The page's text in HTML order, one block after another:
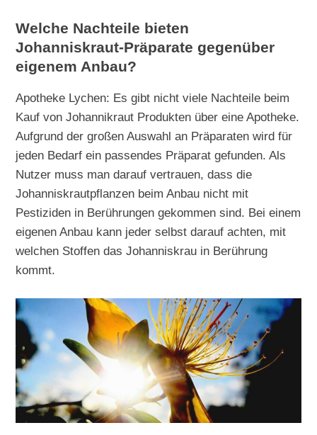
Welche Nachteile bieten
Johanniskraut-Präparate gegenüber
eigenem Anbau?
Apotheke Lychen: Es gibt nicht viele Nachteile beim
Kauf von Johannikraut Produkten über eine Apotheke.
Aufgrund der großen Auswahl an Präparaten wird für
jeden Bedarf ein passendes Präparat gefunden. Als
Nutzer muss man darauf vertrauen, dass die
Johanniskrautpflanzen beim Anbau nicht mit
Pestiziden in Berührungen gekommen sind. Bei einem
eigenen Anbau kann jeder selbst darauf achten, mit
welchen Stoffen das Johanniskrau in Berührung
kommt.